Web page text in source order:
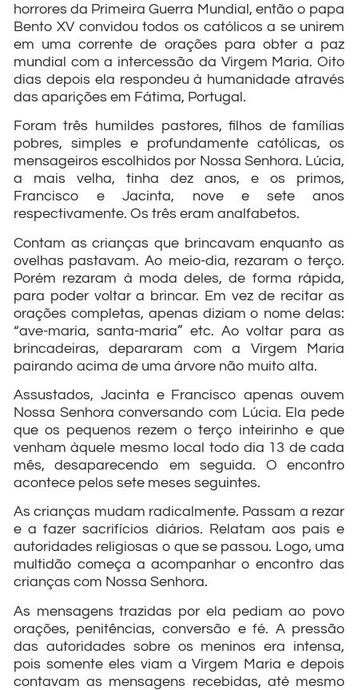
horrores da Primeira Guerra Mundial, então o papa
Bento XV convidou todos os católicos a se unirem
em uma corrente de orações para obter a paz
mundial com a intercessão da Virgem Maria. Oito
dias depois ela respondeu à humanidade através
das aparições em Fátima, Portugal.
Foram três humildes pastores, filhos de famílias
pobres, simples e profundamente católicas, os
mensageiros escolhidos por Nossa Senhora. Lúcia,
a mais velha, tinha dez anos, e os primos,
Francisco e Jacinta, nove e sete anos
respectivamente. Os três eram analfabetos.
Contam as crianças que brincavam enquanto as
ovelhas pastavam. Ao meio-dia, rezaram o terço.
Porém rezaram à moda deles, de forma rápida,
para poder voltar a brincar. Em vez de recitar as
orações completas, apenas diziam o nome delas:
“ave-maria, santa-maria” etc. Ao voltar para as
brincadeiras, depararam com a Virgem Maria
pairando acima de uma árvore não muito alta.
Assustados, Jacinta e Francisco apenas ouvem
Nossa Senhora conversando com Lúcia. Ela pede
que os pequenos rezem o terço inteirinho e que
venham àquele mesmo local todo dia 13 de cada
mês, desaparecendo em seguida. O encontro
acontece pelos sete meses seguintes.
As crianças mudam radicalmente. Passam a rezar
e a fazer sacrifícios diários. Relatam aos pais e
autoridades religiosas o que se passou. Logo, uma
multidão começa a acompanhar o encontro das
crianças com Nossa Senhora.
As mensagens trazidas por ela pediam ao povo
orações, penitências, conversão e fé. A pressão
das autoridades sobre os meninos era intensa,
pois somente eles viam a Virgem Maria e depois
contavam as mensagens recebidas, até mesmo